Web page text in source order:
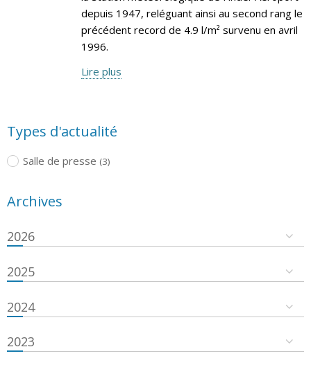
depuis 1947, reléguant ainsi au second rang le
précédent record de 4.9 l/m² survenu en avril
1996.
Lire plus
Types d'actualité
Salle de presse (3)
Archives
2026
2025
2024
2023